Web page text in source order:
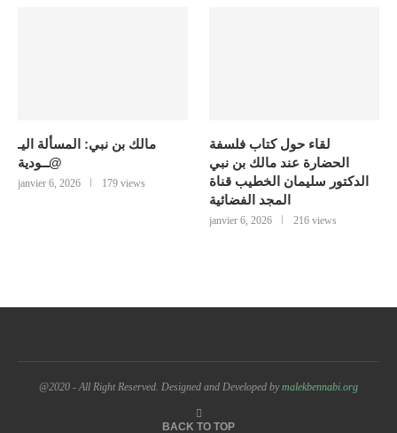
مالك بن نبي: المسألة اليـ
@ــودية
janvier 6, 2026 179 views
لقاء حول كتاب فلسفة
الحضارة عند مالك بن نبي
الدكتور سليمان الخطيب قناة
المجد الفضائية
janvier 6, 2026 216 views
@2020 - All Right Reserved. Designed and Developed bymalekbennabi.org
BACK TO TOP